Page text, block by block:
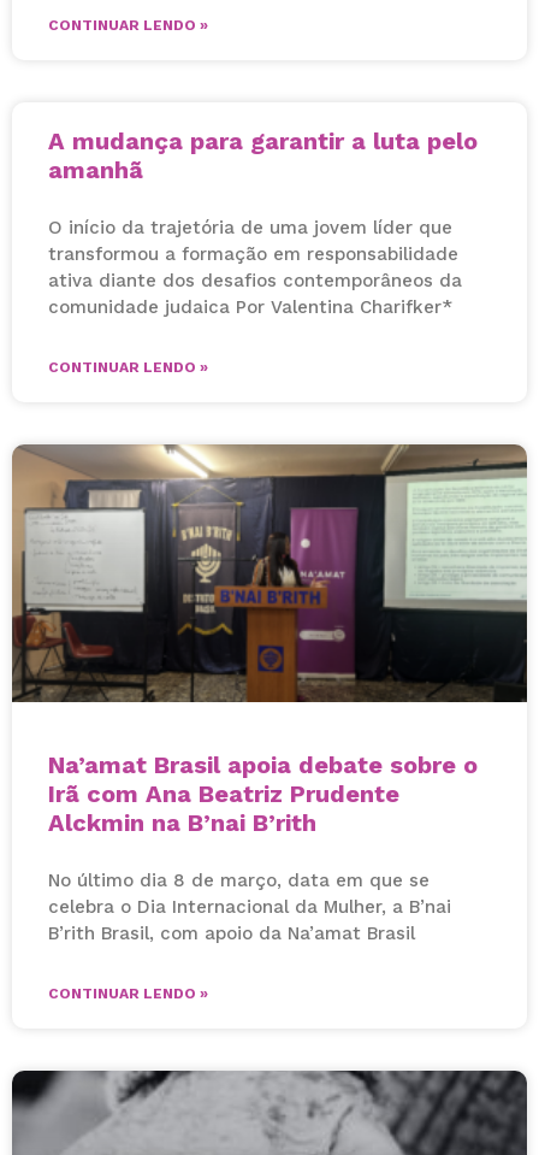
CONTINUAR LENDO »
A mudança para garantir a luta pelo
amanhã
O início da trajetória de uma jovem líder que
transformou a formação em responsabilidade
ativa diante dos desafios contemporâneos da
comunidade judaica Por Valentina Charifker*
CONTINUAR LENDO »
Na’amat Brasil apoia debate sobre o
Irã com Ana Beatriz Prudente
Alckmin na B’nai B’rith
No último dia 8 de março, data em que se
celebra o Dia Internacional da Mulher, a B’nai
B’rith Brasil, com apoio da Na’amat Brasil
CONTINUAR LENDO »